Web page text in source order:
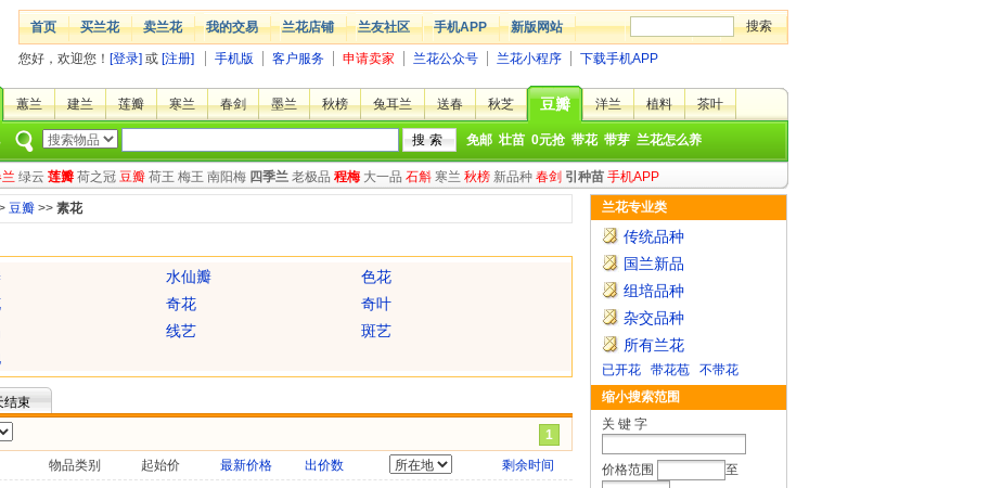
首页 买兰花 卖兰花 我的交易 兰花店铺 兰友社区 手机APP 新版网站
您好，欢迎您！ [登录] 或 [注册] 手机版 客户服务 申请卖家 兰花公众号 兰花小程序 下载手机APP
蕙兰 建兰 莲瓣 寒兰 春剑 墨兰 秋榜 兔耳兰 送春 秋芝 豆瓣 洋兰 植料 茶叶
免邮 壮苗 0元抢 带花 带芽 兰花怎么养
绿云 莲瓣 荷之冠 豆瓣 荷王 梅王 南阳梅 四季兰 老极品 程梅 大一品 石斛 寒兰 秋榜 新品种 春剑 引种苗 手机APP
兰花专业类
传统品种
国兰新品
组培品种
杂交品种
所有兰花
已开花 带花苞
不带花
缩小搜索范围
关 键 字
价格范围 至
豆瓣 >> 素花
水仙瓣
色花
奇花
奇叶
线艺
斑艺
结束
1
物品类别 起始价 最新价格 出价数 剩余时间